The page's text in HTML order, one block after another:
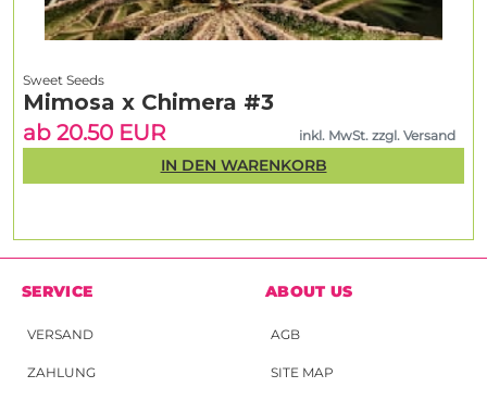
Sweet Seeds
Mimosa x Chimera #3
ab 20.50 EUR
inkl. MwSt. zzgl. Versand
IN DEN WARENKORB
SERVICE
VERSAND
ZAHLUNG
ABOUT US
AGB
SITE MAP